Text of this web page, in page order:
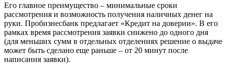
Его главное преимущество – минимальные сроки
рассмотрения и возможность получения наличных денег на
руки. Пробизнесбанк предлагает «Кредит на доверии». В его
рамках время рассмотрения заявки снижено до одного дня
(для меньших сумм в отдельных отделениях решение о выдаче
может быть сделано еще раньше – от 20 минут после
написания заявки).